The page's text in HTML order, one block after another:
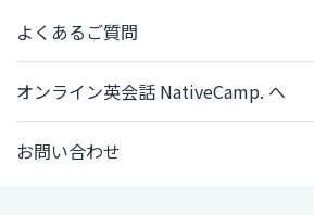
よくあるご質問
オンライン英会話 NativeCamp. へ
お問い合わせ